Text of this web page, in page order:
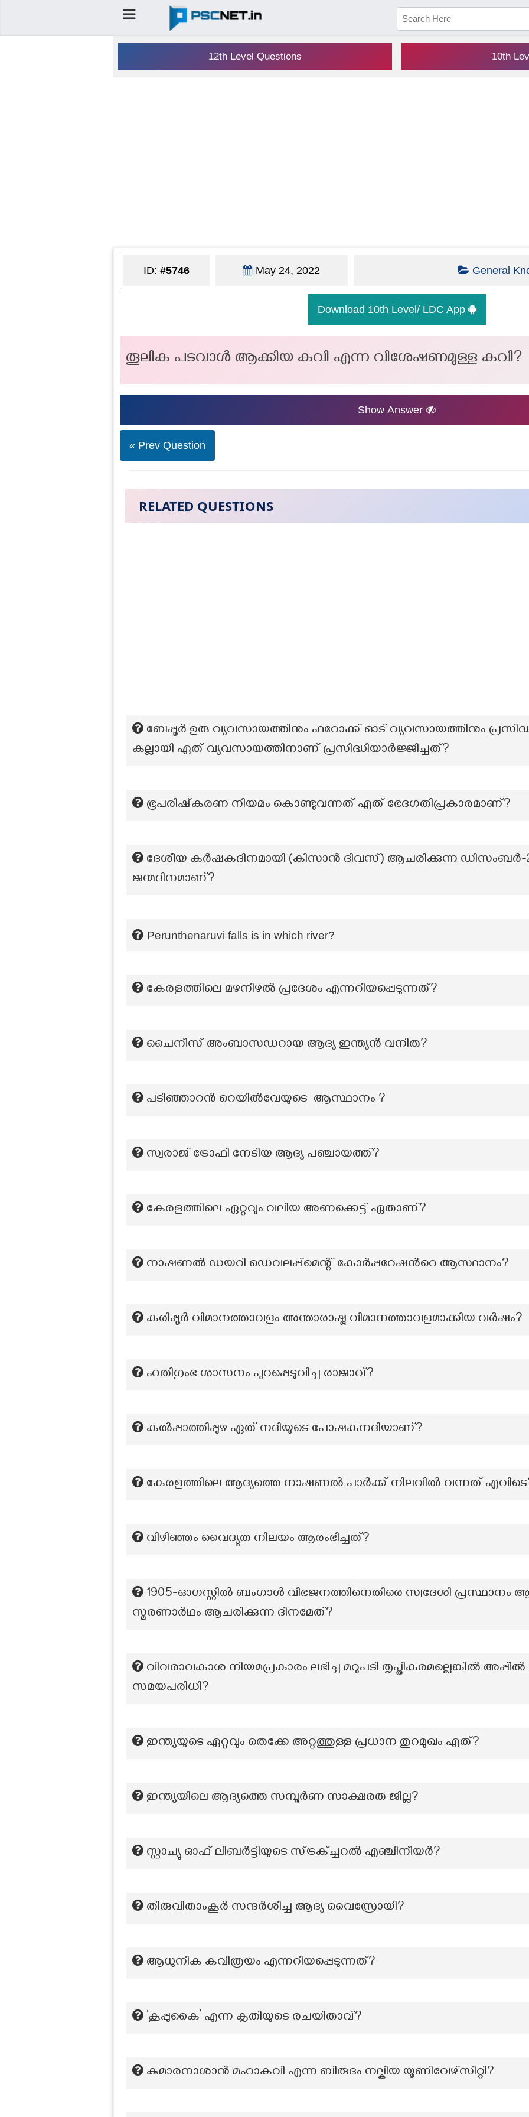
12th Level Questions 10th
ID: #5746 May 24, 2022 General
Download 10th Level/ LDC App
തൂലിക പടവാള്‍ ആക്കിയ കവി എന്ന വിശേഷണമുള്ള കവി?
Show Answer
« Prev Question
RELATED QUESTIONS
ബേപ്പൂർ ഉരു വ്യവസായത്തിനും ഫറോക്ക് ഓട് വ്യവസായത്തിനും
കല്ലായി ഏത് വ്യവസായത്തിനാണ് പ്രസിദ്ധിയാർജ്ജിച്ചത്?
ഭൂപരിഷ്‌കരണ നിയമം കൊണ്ടുവന്നത് ഏത് ഭേദഗതിപ്രകാരമാണ്?
ദേശീയ കർഷകദിനമായി (കിസാൻ ദിവസ്) ആചരിക്കുന്ന
ജന്മദിനമാണ്?
Perunthenaruvi falls is in which river?
കേരളത്തിലെ മഴനിഴൽ പ്രദേശം എന്നറിയപ്പെടുന്നത്?
ചൈനീസ് അംബാസഡറായ ആദ്യ ഇന്ത്യൻ വനിത?
പടിഞ്ഞാറൻ റെയിൽവേയുടെ ആസ്ഥാനം ?
സ്വരാജ് ട്രോഫി നേടിയ ആദ്യ പഞ്ചായത്ത്?
കേരളത്തിലെ ഏറ്റവും വലിയ അണക്കെട്ട് ഏതാണ്?
നാഷണൽ ഡയറി ഡെവലപ്പ്മെന്റ് കോർപ്പറേഷന്‍റെ ആസ്ഥാനം?
കരിപ്പൂർ വിമാനത്താവളം അന്താരാഷ്ട്ര വിമാനത്താവളമാക്കിയ വർഷം?
ഹതിഗുംഭ ശാസനം പുറപ്പെടുവിച്ച രാജാവ്?
കല്‍പ്പാത്തിപ്പുഴ ഏത് നദിയുടെ പോഷകനദിയാണ്?
കേരളത്തിലെ ആദ്യത്തെ നാഷണൽ പാർക്ക് നിലവിൽ വന്നത്
വിഴിഞ്ഞം വൈദ്യുത നിലയം ആരംഭിച്ചത്?
1905-ഓഗസ്റ്റിൽ ബംഗാൾ വിഭജനത്തിനെതിരെ സ്വദേശി പ്രസ്ഥാനം
സ്മരണാർഥം ആചരിക്കുന്ന ദിനമേത്?
വിവരാവകാശ നിയമപ്രകാരം ലഭിച്ച മറുപടി തൃപ്തികരമല്ലെങ്കിൽ
സമയപരിധി?
ഇന്ത്യയുടെ ഏറ്റവും തെക്കേ അറ്റത്തുള്ള പ്രധാന തുറമുഖം ഏത്?
ഇന്ത്യയിലെ ആദ്യത്തെ സമ്പൂർണ സാക്ഷരത ജില്ല?
സ്റ്റാച്യു ഓഫ് ലിബർട്ടിയുടെ സ്ട്രക്ച്ചറൽ എഞ്ചിനീയർ?
തിരുവിതാംകൂർ സന്ദർശിച്ച ആദ്യ വൈസ്രോയി?
ആധുനിക കവിത്രയം എന്നറിയപ്പെടുന്നത്?
‘കൂപ്പുകൈ’ എന്ന കൃതിയുടെ രചയിതാവ്?
കുമാരനാശാന്‍ മഹാകവി എന്ന ബിരുദം നല്കിയ യൂണിവേഴ്സിറ്റി?